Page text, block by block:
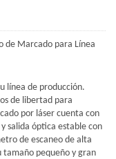
de Marcado para Línea
línea de producción.
de libertad para
por láser cuenta con
salida óptica estable con
de escaneo de alta
tamaño pequeño y gran